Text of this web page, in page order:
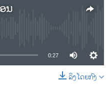
ນ
available
0:27
ລິງໂດຍກົງ